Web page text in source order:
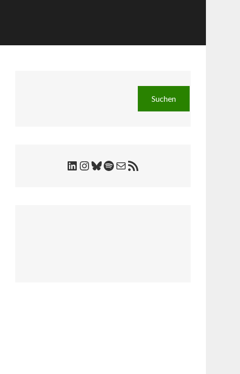
Suchen
LinkedIn
Instagram
Bluesky
Spotify
E-Mail
RSS-Feed